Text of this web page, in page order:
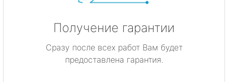
Получение гарантии
Сразу после всех работ Вам будет
предоставлена гарантия.